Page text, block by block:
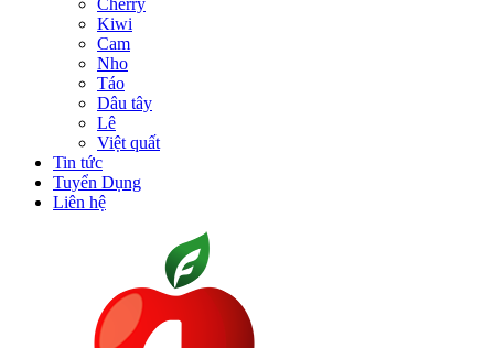
Kiwi
Cam
Nho
Táo
Dâu tây
Lê
Việt quất
Tin tức
Tuyển Dụng
Liên hệ